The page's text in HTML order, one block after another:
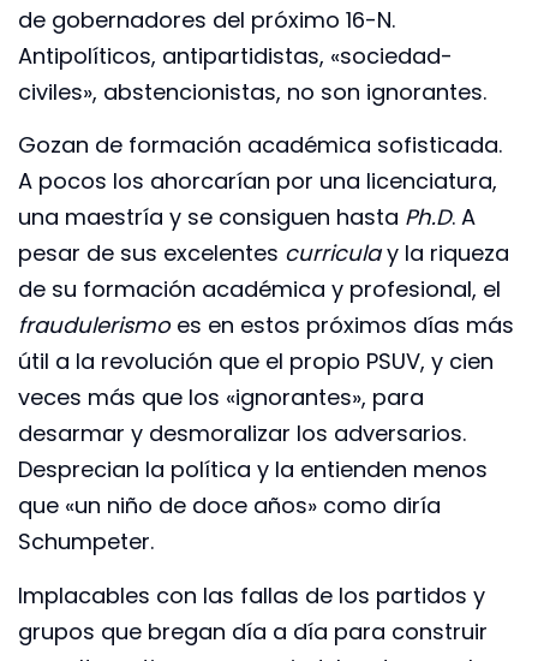
de gobernadores del próximo 16-N.
Antipolíticos, antipartidistas, «sociedad-
civiles», abstencionistas, no son ignorantes.
Gozan de formación académica sofisticada.
A pocos los ahorcarían por una licenciatura,
una maestría y se consiguen hasta Ph.D. A
pesar de sus excelentes curriculay la riqueza
de su formación académica y profesional, el
fraudulerismoes en estos próximos días más
útil a la revolución que el propio PSUV, y cien
veces más que los «ignorantes», para
desarmar y desmoralizar los adversarios.
Desprecian la política y la entienden menos
que «un niño de doce años» como diría
Schumpeter.
Implacables con las fallas de los partidos y
grupos que bregan día a día para construir